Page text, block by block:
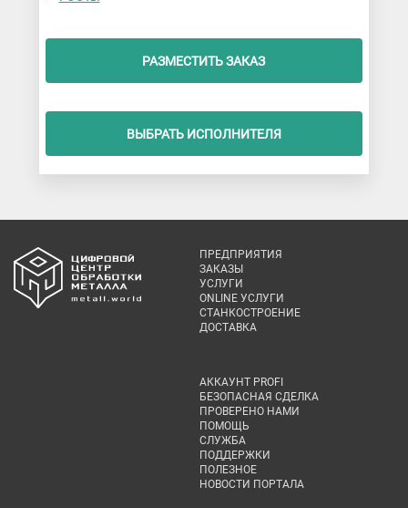
РАЗМЕСТИТЬ ЗАКАЗ
ВЫБРАТЬ ИСПОЛНИТЕЛЯ
ПРЕДПРИЯТИЯ
ЗАКАЗЫ
УСЛУГИ
ONLINE УСЛУГИ
СТАНКОСТРОЕНИЕ
ДОСТАВКА
АККАУНТ PROFI
БЕЗОПАСНАЯ СДЕЛКА
ПРОВЕРЕНО НАМИ
ПОМОЩЬ
СЛУЖБА
ПОДДЕРЖКИ
ПОЛЕЗНОЕ
НОВОСТИ ПОРТАЛА